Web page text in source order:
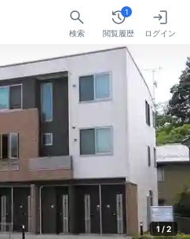
検索 閲覧履歴
1
ログイン
1 /2